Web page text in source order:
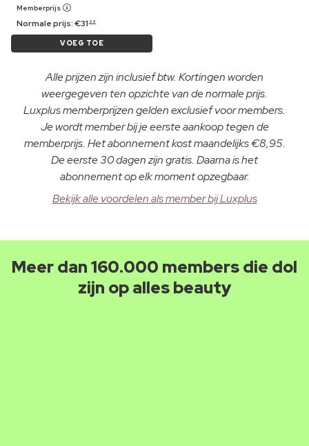
Memberprijs
Normale prijs:€31 99
VOEG TOE
Alle prijzen zijn inclusief btw. Kortingen worden
weergegeven ten opzichte van de normale prijs.
Luxplus memberprijzen gelden exclusief voor members.
Je wordt member bij je eerste aankoop tegen de
memberprijs. Het abonnement kost maandelijks €8,95.
De eerste 30 dagen zijn gratis. Daarna is het
abonnement op elk moment opzegbaar.
Bekijk alle voordelen als member bij Luxplus
Meer dan 160.000 members die dol
zijn op alles beauty